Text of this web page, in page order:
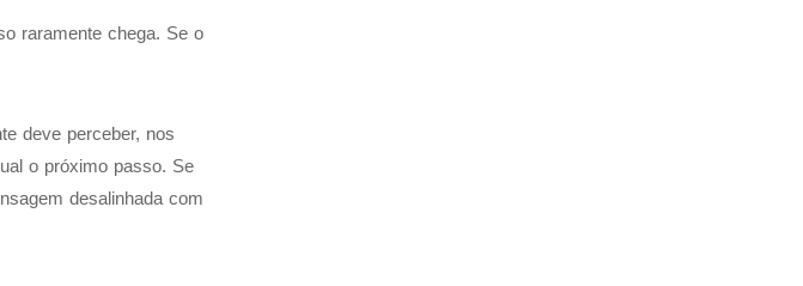
raramente chega. Se o
deve perceber, nos
o próximo passo. Se
desalinhada com